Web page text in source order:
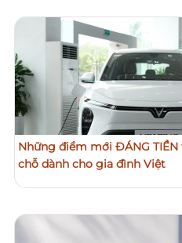
Những điểm mới ĐÁNG TIỀN
chỗ dành cho gia đình Việt